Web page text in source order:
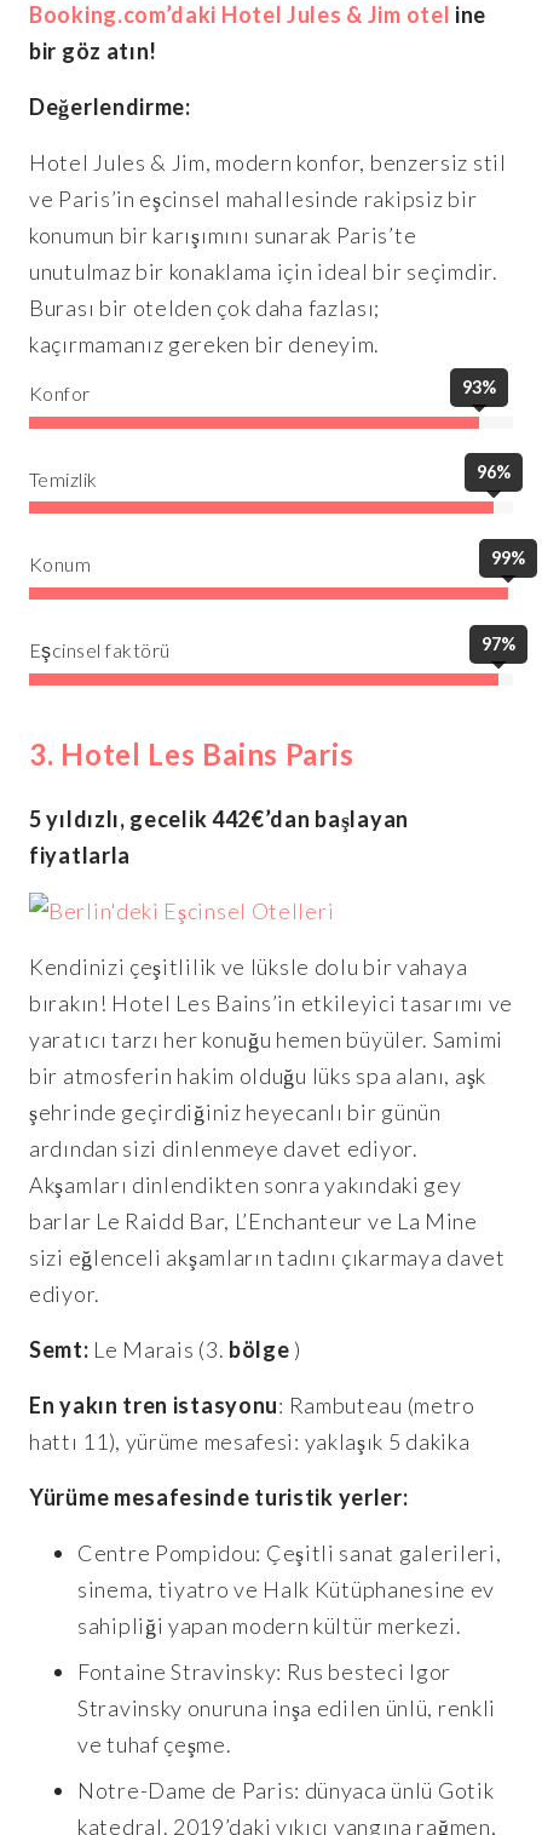
Booking.com’daki Hotel Jules & Jim otel ine
bir göz atın!
Değerlendirme:
Hotel Jules & Jim, modern konfor, benzersiz stil
ve Paris’in eşcinsel mahallesinde rakipsiz bir
konumun bir karışımını sunarak Paris’te
unutulmaz bir konaklama için ideal bir seçimdir.
Burası bir otelden çok daha fazlası;
kaçırmamanız gereken bir deneyim.
Konfor 93%
Temizlik 96%
Konum 99%
Eşcinsel faktörü 97%
3. Hotel Les Bains Paris
5 yıldızlı, gecelik 442€’dan başlayan
fiyatlarla
Kendinizi çeşitlilik ve lüksle dolu bir vahaya
bırakın! Hotel Les Bains’in etkileyici tasarımı ve
yaratıcı tarzı her konuğu hemen büyüler. Samimi
bir atmosferin hakim olduğu lüks spa alanı, aşk
şehrinde geçirdiğiniz heyecanlı bir günün
ardından sizi dinlenmeye davet ediyor.
Akşamları dinlendikten sonra yakındaki gey
barlar Le Raidd Bar, L’Enchanteur ve La Mine
sizi eğlenceli akşamların tadını çıkarmaya davet
ediyor.
Semt: Le Marais (3. bölge )
En yakın tren istasyonu: Rambuteau (metro
hattı 11), yürüme mesafesi: yaklaşık 5 dakika
Yürüme mesafesinde turistik yerler:
Centre Pompidou: Çeşitli sanat galerileri,
sinema, tiyatro ve Halk Kütüphanesine ev
sahipliği yapan modern kültür merkezi.
Fontaine Stravinsky: Rus besteci Igor
Stravinsky onuruna inşa edilen ünlü, renkli
ve tuhaf çeşme.
Notre-Dame de Paris: dünyaca ünlü Gotik
katedral. 2019’daki yıkıcı yangına rağmen,